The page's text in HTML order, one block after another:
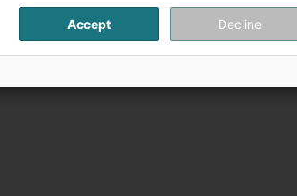
Accept Decline